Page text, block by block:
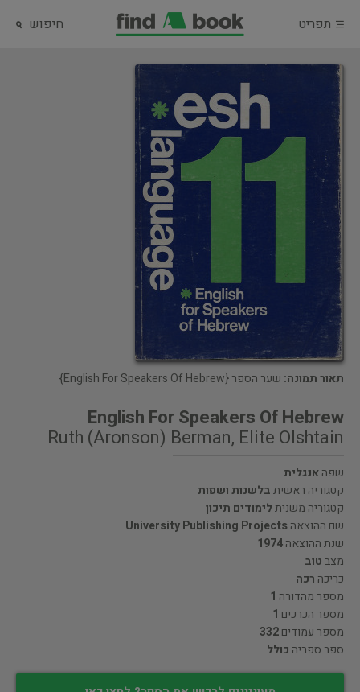
תפריט חיפוש
תאור תמונה: שער הספר {English For Speakers Of Hebrew}
English For Speakers Of Hebrew
Ruth (Aronson) Berman, Elite Olshtain
שפהאנגלית
קטגוריה ראשיתבלשנות ושפות
קטגוריה משניתלימודים תיכון
שם ההוצאהUniversity Publishing Projects
שנת ההוצאה1974
מצבטוב
כריכה רכה
מספר מהדורה 1
מספר הכרכים 1
מספר עמודים332
ספר ספריה כולל